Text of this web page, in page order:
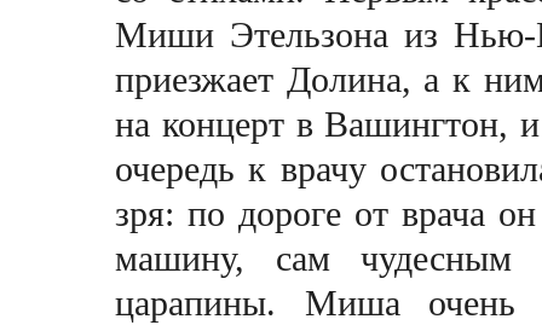
Миши Этельзона из Нью-
приезжает Долина, а к
на концерт в Вашингтон,
очередь к врачу
зря: по дороге от врача
машину, сам чудесным
царапины. Миша очень